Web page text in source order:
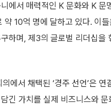
에서 매력적인 K 문화와 K 문
약 10억 명에 달하고 있다. 이
하며, 제3의 글로벌 리더십
에서 채택된 ‘경주 선언’은 연
긴 가치를 실제 비즈니스와